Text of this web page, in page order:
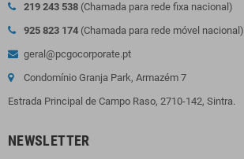
219 243 538 (Chamada para rede fixa nacional)
925 823 174 (Chamada para rede móvel nacional)
geral@pcgocorporate.pt
Condomínio Granja Park, Armazém 7
Estrada Principal de Campo Raso, 2710-142, Sintra.
NEWSLETTER